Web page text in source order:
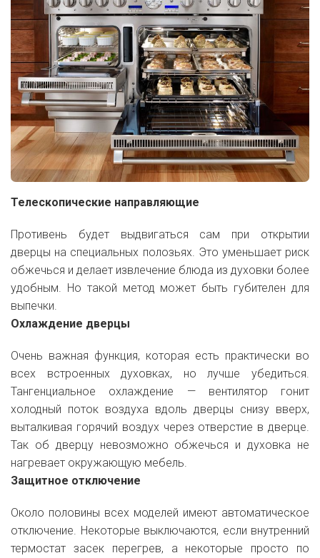
Телескопические направляющие
Противень будет выдвигаться сам при открытии
дверцы на специальных полозьях. Это уменьшает риск
обжечься и делает извлечение блюда из духовки более
удобным. Но такой метод может быть губителен для
выпечки.
Охлаждение дверцы
Очень важная функция, которая есть практически во
всех встроенных духовках, но лучше убедиться.
Тангенциальное охлаждение — вентилятор гонит
холодный поток воздуха вдоль дверцы снизу вверх,
выталкивая горячий воздух через отверстие в дверце.
Так об дверцу невозможно обжечься и духовка не
нагревает окружающую мебель.
Защитное отключение
Около половины всех моделей имеют автоматическое
отключение. Некоторые выключаются, если внутренний
термостат засек перегрев, а некоторые просто по